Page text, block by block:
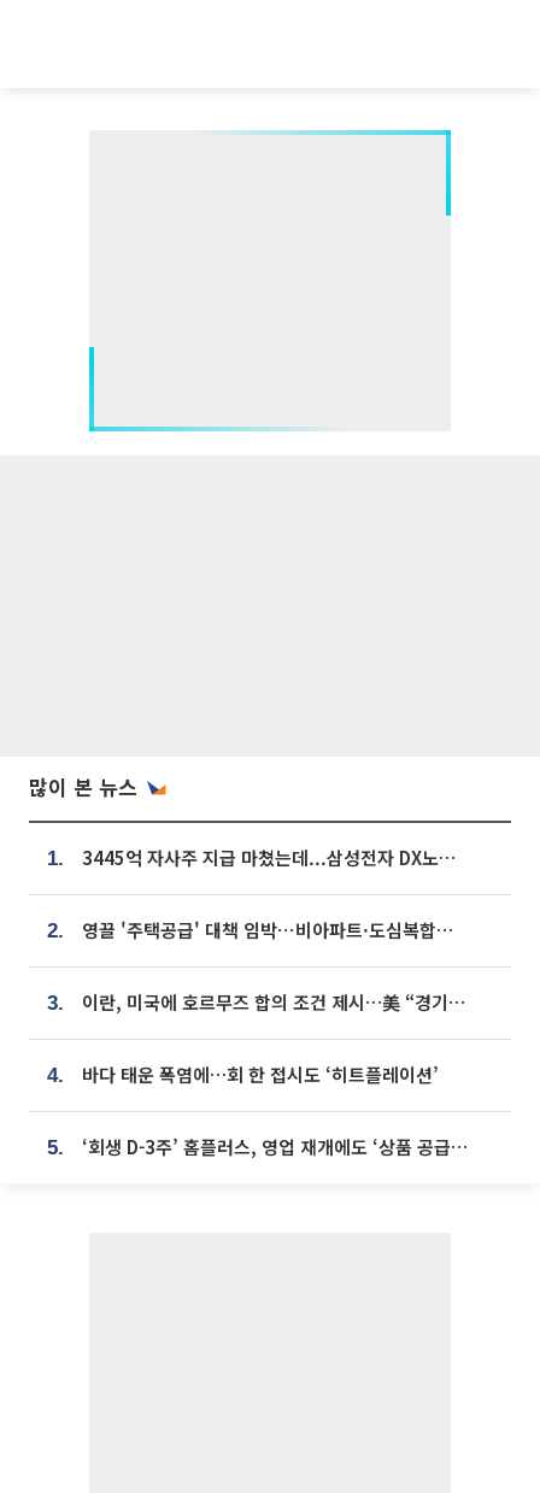
많이 본 뉴스
1. 3445억 자사주 지급 마쳤는데...삼성전자 DX노조, 뒤늦은 '떼쓰기 집회'
2. 영끌 '주택공급' 대책 임박⋯비아파트·도심복합까지 총동원
3. 이란, 미국에 호르무즈 합의 조건 제시…美 “경기 아직 안 끝나” [종합]
4. 바다 태운 폭염에…회 한 접시도 ‘히트플레이션’
5. ‘회생 D-3주’ 홈플러스, 영업 재개에도 ‘상품 공급망’ 복구가 생존 관건